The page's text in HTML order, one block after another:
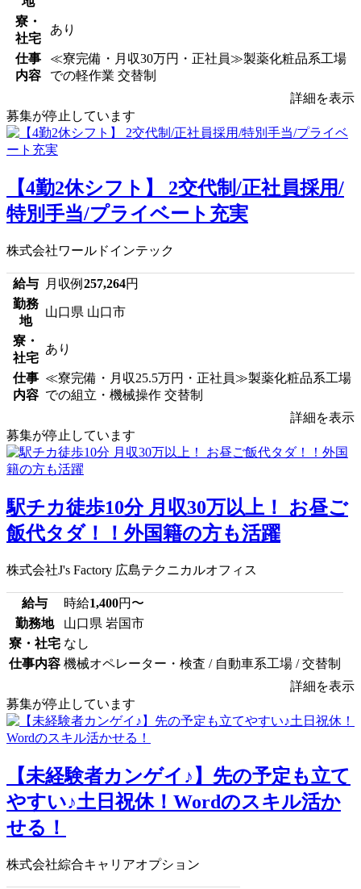
寮・
社宅
あり
仕事
内容
≪寮完備・月収30万円・正社員≫製薬化粧品系工場
での軽作業 交替制
詳細を表示
募集が停止しています
【4勤2休シフト】 2交代制/正社員採用/
特別手当/プライベート充実
株式会社ワールドインテック
給与 月収例 257,264円
勤務
地
山口県 山口市
寮・
社宅
あり
仕事
内容
≪寮完備・月収25.5万円・正社員≫製薬化粧品系工場
での組立・機械操作 交替制
詳細を表示
募集が停止しています
駅チカ徒歩10分 月収30万以上！ お昼ご
飯代タダ！！外国籍の方も活躍
株式会社J's Factory 広島テクニカルオフィス
給与 時給1,400円〜
勤務地
山口県 岩国市
寮・社宅 なし
仕事内容 機械オペレーター・検査 / 自動車系工場 / 交替制
詳細を表示
募集が停止しています
【未経験者カンゲイ♪】先の予定も立て
やすい♪土日祝休！Wordのスキル活か
せる！
株式会社綜合キャリアオプション